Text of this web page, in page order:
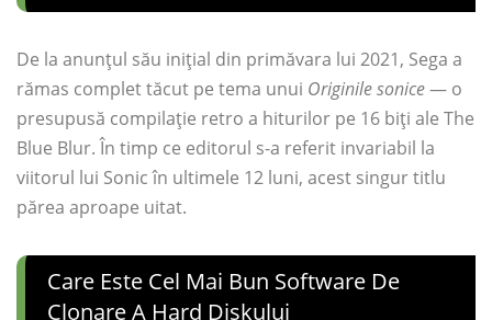
De la anunțul său inițial din primăvara lui 2021, Sega a
rămas complet tăcut pe tema unui Originile sonice— o
presupusă compilație retro a hiturilor pe 16 biți ale The
Blue Blur. În timp ce editorul s-a referit invariabil la
viitorul lui Sonic în ultimele 12 luni, acest singur titlu
părea aproape uitat.
Care Este Cel Mai Bun Software De
Clonare A Hard Diskului